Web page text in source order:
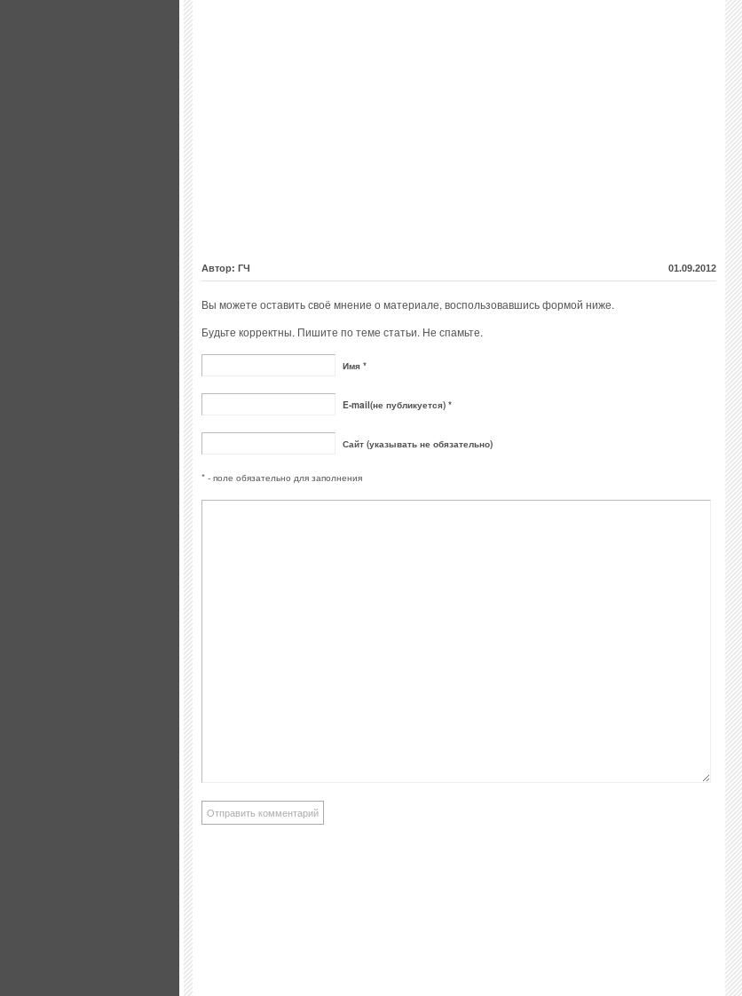
Автор: ГЧ 01.09.2012
Вы можете оставить своё мнение о материале, воспользовавшись формой ниже.
Будьте корректны. Пишите по теме статьи. Не спамьте.
Имя *
E-mail(не публикуется) *
Сайт (указывать не обязательно)
* - поле обязательно для заполнения